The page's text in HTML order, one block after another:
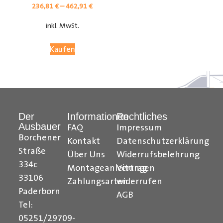
Citroen Berlingo Radkastenschutz, Citroen Jumpy
Radkastenschutz, Citroen Jumper Radkastenschutz,
Citroen Nemo Radkastenschutz, Dacia Dokker
Radkastenschutz, Fiat Doblo Cargo Radkastenschutz,
Fiat Scudo Radkastenschutz, Fiat Ducato
Radkastenschutz, Fiat Fiorino Radkastenschutz, Fiat
Talento Radkastenschutz, Ford Transit Courier
Radkastenschutz, Ford Connect Radkastenschutz, Ford
236,81€–462,91€
inkl. MwSt.
Kaufen
Der
Ausbauer
Borchener
Straße
334c
33106
Paderborn
Tel:
05251/29709-
Informationen
FAQ
Kontakt
Über Uns
Montageanleitungen
Zahlungsarten
Rechtliches
Impressum
Datenschutzerklärung
Widerrufsbelehrung
Vertrag
widerrufen
AGB